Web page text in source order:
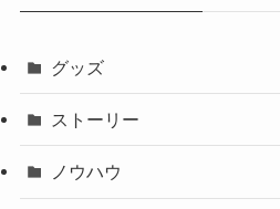
グッズ
ストーリー
ノウハウ